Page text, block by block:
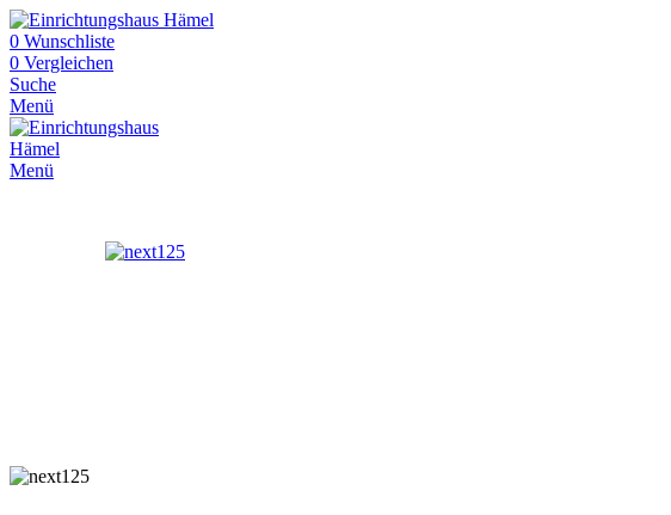
0 Wunschliste
0 Vergleichen
Suche
Menü
Menü